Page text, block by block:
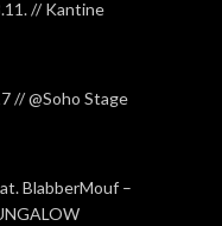
// Kantine
// @Soho Stage
BlabberMouf –